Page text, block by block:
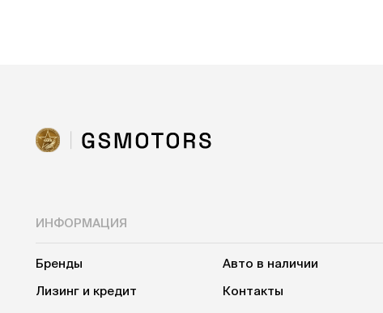
ИНФОРМАЦИЯ
Бренды
Авто в наличии
Лизинг и кредит
Контакты